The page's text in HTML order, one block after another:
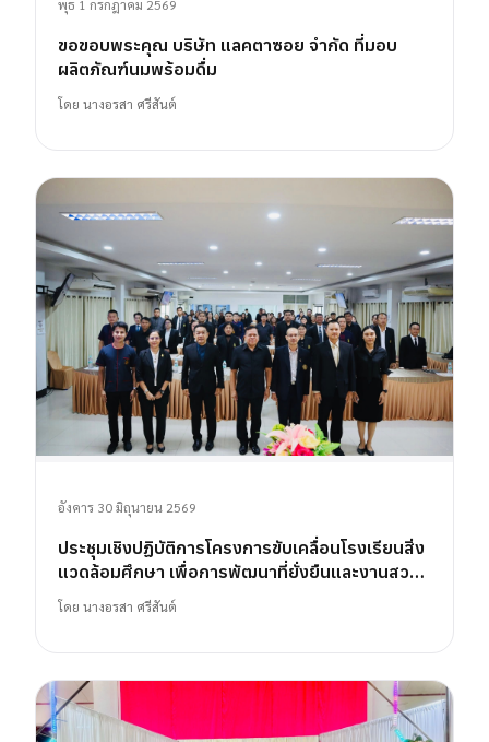
พุธ 1 กรกฎาคม 2569
ขอขอบพระคุณ บริษัท แลคตาซอย จำกัด ที่มอบ
ผลิตภัณฑ์นมพร้อมดื่ม
โดย นางอรสา ศรีสันต์
อังคาร 30 มิถุนายน 2569
ประชุมเชิงปฏิบัติการโครงการขับเคลื่อนโรงเรียนสิ่ง
แวดล้อมศึกษา เพื่อการพัฒนาที่ยั่งยืนและงานสวน
พฤกษศาสตร์โรงเรียน
โดย นางอรสา ศรีสันต์